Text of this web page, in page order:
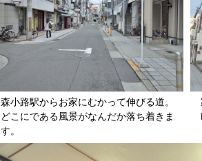
森小路駅からお家にむかって伸びる道。
どこにである風景がなんだか落ち着きま
す。